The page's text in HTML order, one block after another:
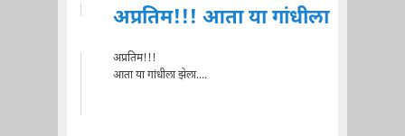
अप्रतिम!!! आता या गांधीला
अप्रतिम!!!
आता या गांधीला झेला....